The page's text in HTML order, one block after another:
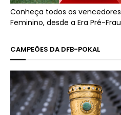
Conheça todos os
Feminino, desde a Era Pré-
CAMPEÕES DA DFB-POKAL